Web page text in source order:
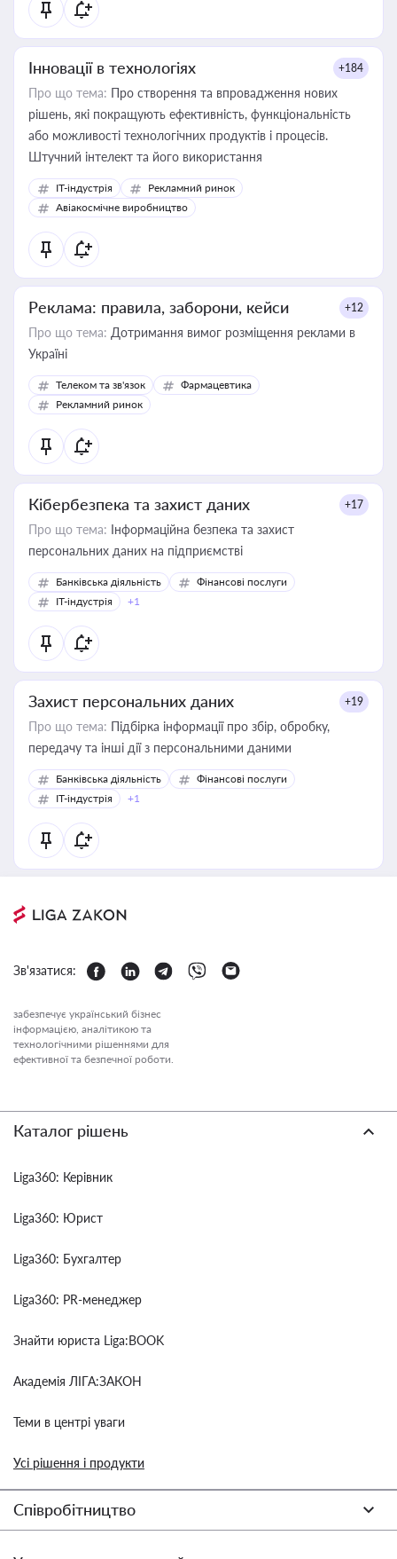
Інновації в технологіях +184
Про що тема: Про створення та впровадження нових
рішень, які покращують ефективність, функціональність
або можливості технологічних продуктів і процесів.
Штучний інтелект та його використання
IT-індустрія
Рекламний ринок
Авіакосмічне виробництво
Реклама: правила, заборони, кейси +12
Про що тема: Дотримання вимог розміщення реклами в
Україні
Телеком та зв'язок
Фармацевтика
Рекламний ринок
Кібербезпека та захист даних +17
Про що тема: Інформаційна безпека та захист
персональних даних на підприємстві
Банківська діяльність
Фінансові послуги
IT-індустрія
+1
Захист персональних даних +19
Про що тема: Підбірка інформації про збір, обробку,
передачу та інші дії з персональними даними
Банківська діяльність
Фінансові послуги
IT-індустрія
+1
Зв'язатися:
забезпечує український бізнес
інформацією, аналітикою та
технологічними рішеннями для
ефективної та безпечної роботи.
Каталог рішень
Liga360: Керівник
Liga360: Юрист
Liga360: Бухгалтер
Liga360: PR-менеджер
Знайти юриста Liga:BOOK
Академія ЛІГА:ЗАКОН
Теми в центрі уваги
Усі рішення і продукти
Співробітництво